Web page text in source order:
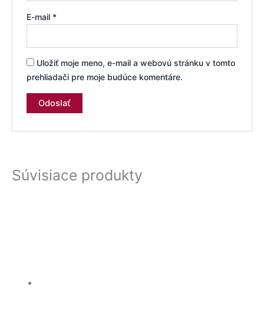
E-mail *
Uložiť moje meno, e-mail a webovú stránku v tomto
prehliadači pre moje budúce komentáre.
Súvisiace produkty